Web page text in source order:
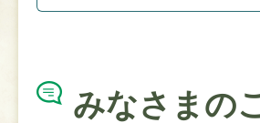
みなさまの